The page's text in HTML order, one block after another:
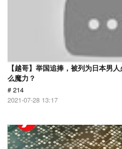
【越哥】举国追捧，被列为日本男
么魔力？
# 214
2021-07-28 13:17